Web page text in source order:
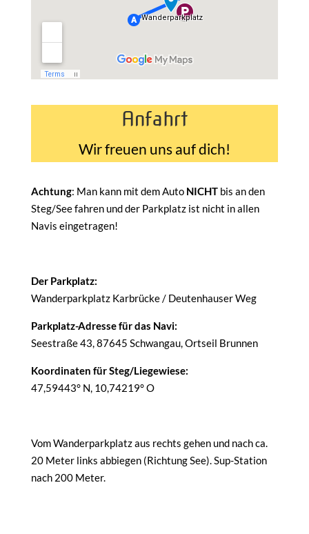
Anfahrt
Wir freuen uns auf dich!
Achtung: Man kann mit dem Auto NICHT bis an den
Steg/See fahren und der Parkplatz ist nicht in allen
Navis eingetragen!
Der Parkplatz:
Wanderparkplatz Karbrücke / Deutenhauser Weg
Parkplatz-Adresse für das Navi:
Seestraße 43, 87645 Schwangau, Ortseil Brunnen
Koordinaten für Steg/Liegewiese:
47,59443° N, 10,74219° O
Vom Wanderparkplatz aus rechts gehen und nach ca.
20 Meter links abbiegen (Richtung See). Sup-Station
nach 200 Meter.